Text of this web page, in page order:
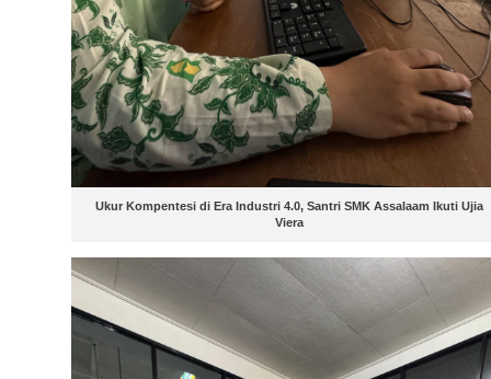
Ukur Kompentesi di Era Industri 4.0, Santri SMK Assalaam Ikuti Ujia
Viera